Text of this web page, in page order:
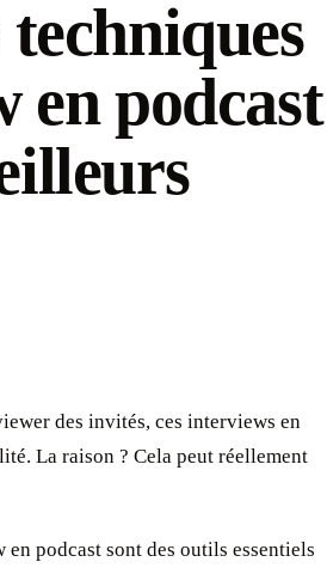
en podcast
des invités, ces interviews en
La raison ? Cela peut réellement
podcast sont des outils essentiels